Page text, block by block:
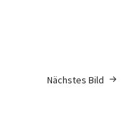
Nächstes Bild